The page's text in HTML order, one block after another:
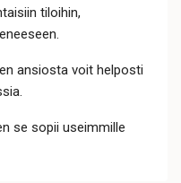
tiloihin,
ansiosta voit helposti
se sopii useimmille